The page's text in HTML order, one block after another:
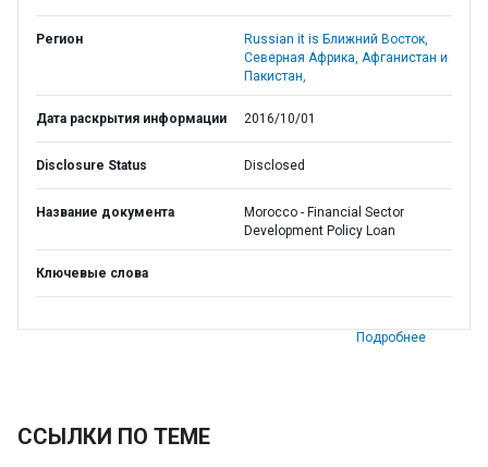
Регион
Russian it is Ближний Восток,
Северная Африка, Афганистан и
Пакистан,
Дата раскрытия информации 2016/10/01
Disclosure Status Disclosed
Название документа
Morocco - Financial Sector
Development Policy Loan
Ключевые слова
Подробнее
ССЫЛКИ ПО ТЕМЕ